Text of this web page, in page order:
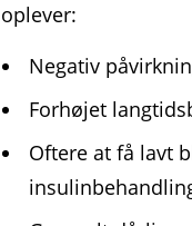
oplever:
Negativ
Forhøjet
Oftere at få lavt